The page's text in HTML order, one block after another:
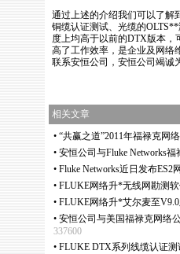
通过上述的介绍我们可以了解
铜缆认证测试、光缆的OLTS**
度上均高于以前的DTX版本，
高了工作效率，是企业及网络
联系安恒公司，安恒公司竭诚
相关文章
• “共赢之道”2011年福禄克网
• 安恒公司与Fluke Networks
• Fluke Networks近日发布
• FLUKE网络升*无线网勘测软
• FLUKE网络升*艾尔麦至V9.0
• 安恒公司与美国福禄克网络
337600
• FLUKE DTX系列线缆认证